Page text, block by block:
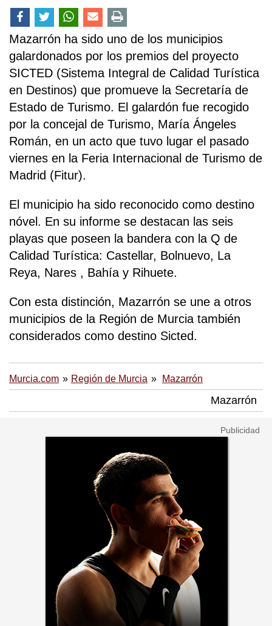
Mazarrón ha sido uno de los municipios
galardonados por los premios del proyecto
SICTED (Sistema Integral de Calidad Turística
en Destinos) que promueve la Secretaría de
Estado de Turismo. El galardón fue recogido
por la concejal de Turismo, María Ángeles
Román, en un acto que tuvo lugar el pasado
viernes en la Feria Internacional de Turismo de
Madrid (Fitur).
El municipio ha sido reconocido como destino
nóvel. En su informe se destacan las seis
playas que poseen la bandera con la Q de
Calidad Turística: Castellar, Bolnuevo, La
Reya, Nares , Bahía y Rihuete.
Con esta distinción, Mazarrón se une a otros
municipios de la Región de Murcia también
considerados como destino Sicted.
Murcia.com Región de Murcia Mazarrón
Mazarrón